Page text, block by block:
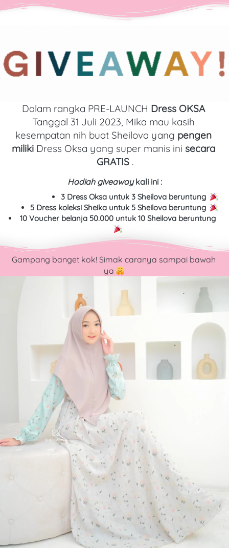
Dalam rangka PRE-LAUNCH
Dress OKSA
Tanggal 31 Juli 2023, Mika mau kasih
kesempatan nih buat Sheilova yang pengen
miliki Dress Oksa yang super manis ini secara
GRATIS .
Hadiah giveaway kali ini :
3 Dress Oksa untuk 3 Sheilova beruntung
5 Dress koleksi Sheika untuk 5 Sheilova beruntung
10 Voucher belanja 50.000 untuk 10 Sheilova beruntung
Gampang banget kok! Simak caranya sampai bawah
ya